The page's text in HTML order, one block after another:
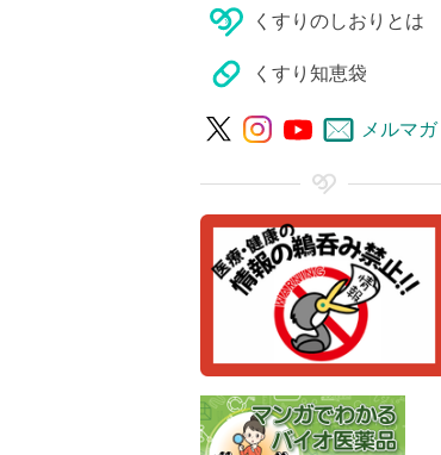
くすりのしおりとは
くすり知恵袋
メルマガ